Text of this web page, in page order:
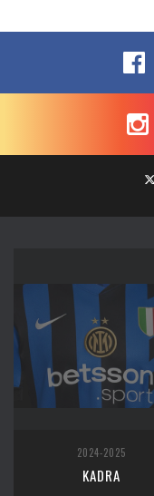
2024-2025
KADRA